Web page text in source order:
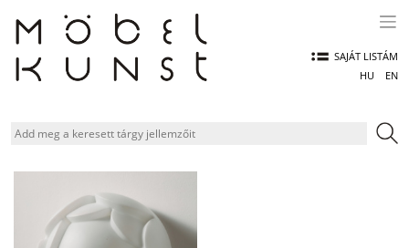
content
SAJÁT LISTÁM
HU
EN